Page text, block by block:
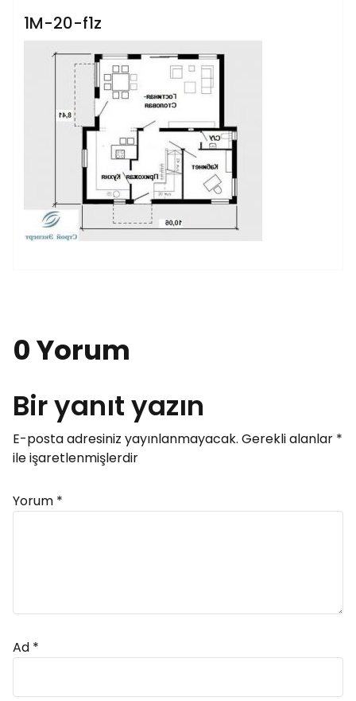
1M-20-f1z
0 Yorum
Bir yanıt yazın
E-posta adresiniz yayınlanmayacak. Gerekli alanlar *
ile işaretlenmişlerdir
Yorum *
Ad *